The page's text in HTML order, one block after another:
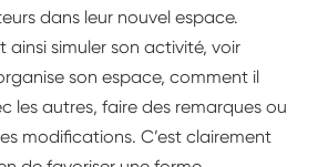
dans leur nouvel espace.
ainsi simuler son activité, voir
son espace, comment il
les autres, faire des remarques ou
modifications. C’est clairement